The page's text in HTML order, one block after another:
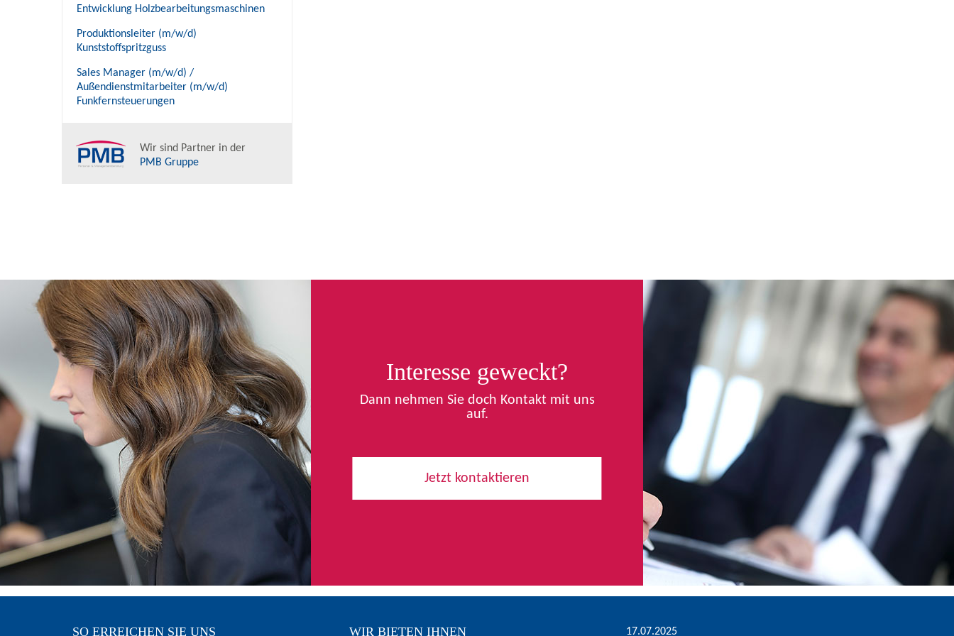
Entwicklung Holzbearbeitungsmaschinen
Produktionsleiter (m/w/d)
Kunststoffspritzguss
Sales Manager (m/w/d) /
Außendienstmitarbeiter (m/w/d)
Funkfernsteuerungen
Wir sind Partner in der
PMB Gruppe
Interesse geweckt?
Dann nehmen Sie doch Kontakt mit uns
auf.
Jetzt kontaktieren
SO ERREICHEN SIE UNS WIR BIETEN IHNEN 17.07.2025